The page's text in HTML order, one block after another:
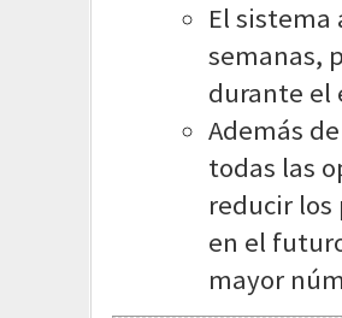
El sistema
semanas,
durante el
Además
todas las
reducir los
en el
mayor